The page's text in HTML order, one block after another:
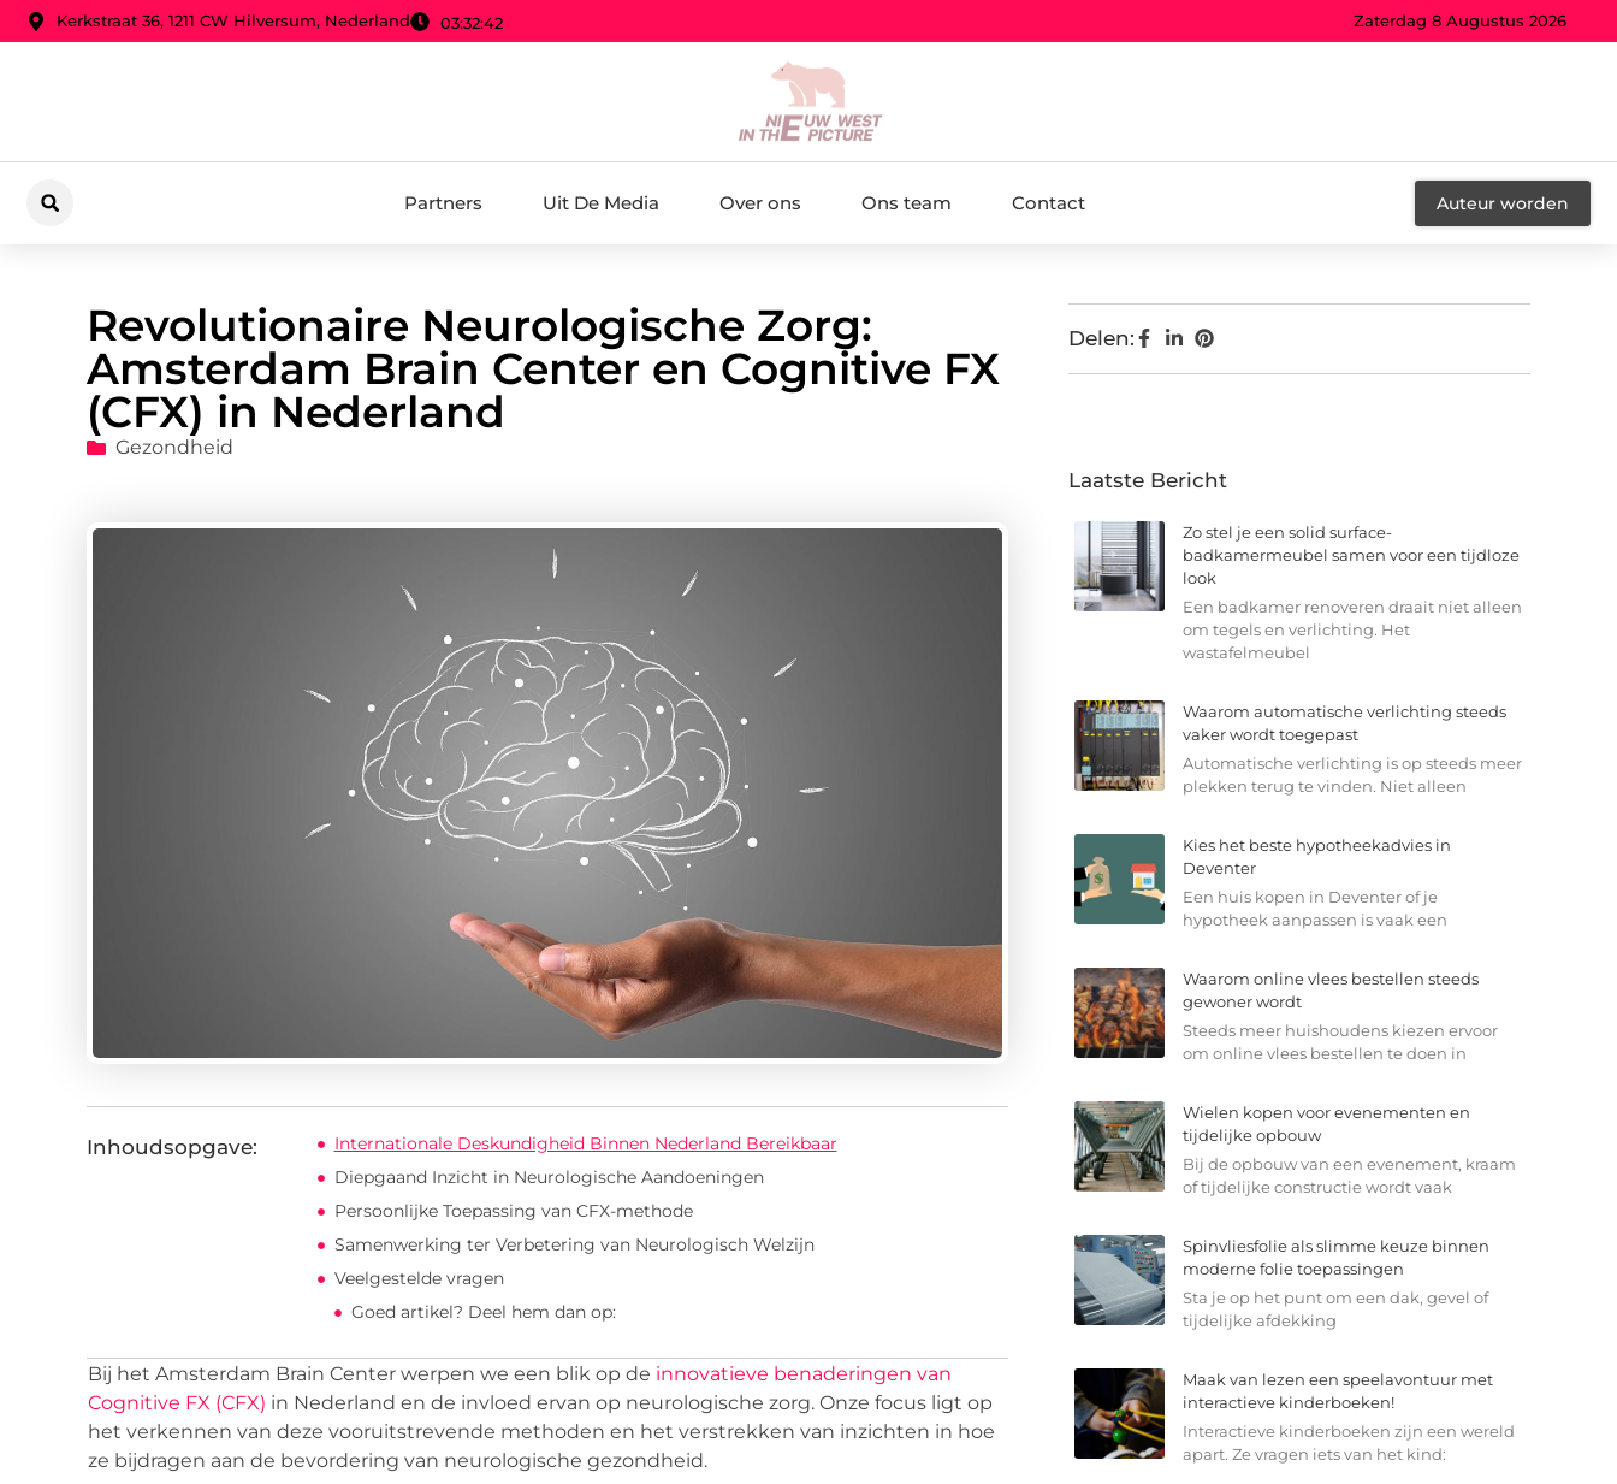
Kerkstraat 36, 1211 CW Hilversum, Nederland 03:32:43 Zaterdag 8 Augustus 2026
Partners Uit De Media Over ons Ons team Contact Auteur worden
Revolutionaire Neurologische Zorg:
Amsterdam Brain Center en Cognitive FX
(CFX) in Nederland
Gezondheid
Inhoudsopgave:
Internationale Deskundigheid Binnen Nederland Bereikbaar
Diepgaand Inzicht in Neurologische Aandoeningen
Persoonlijke Toepassing van CFX-methode
Samenwerking ter Verbetering van Neurologisch Welzijn
Veelgestelde vragen
Goed artikel? Deel hem dan op:
Bij het Amsterdam Brain Center werpen we een blik op de innovatieve benaderingen van
Cognitive FX (CFX) in Nederland en de invloed ervan op neurologische zorg. Onze focus ligt op
het verkennen van deze vooruitstrevende methoden en het verstrekken van inzichten in hoe
ze bijdragen aan de bevordering van neurologische gezondheid.
Delen:
Laatste Bericht
Zo stel je een solid surface-
badkamermeubel samen voor een tijdloze
look
Een badkamer renoveren draait niet alleen
om tegels en verlichting. Het
wastafelmeubel
Waarom automatische verlichting steeds
vaker wordt toegepast
Automatische verlichting is op steeds meer
plekken terug te vinden. Niet alleen
Kies het beste hypotheekadvies in
Deventer
Een huis kopen in Deventer of je
hypotheek aanpassen is vaak een
Waarom online vlees bestellen steeds
gewoner wordt
Steeds meer huishoudens kiezen ervoor
om online vlees bestellen te doen in
Wielen kopen voor evenementen en
tijdelijke opbouw
Bij de opbouw van een evenement, kraam
of tijdelijke constructie wordt vaak
Spinvliesfolie als slimme keuze binnen
moderne folie toepassingen
Sta je op het punt om een dak, gevel of
tijdelijke afdekking
Maak van lezen een speelavontuur met
interactieve kinderboeken!
Interactieve kinderboeken zijn een wereld
apart. Ze vragen iets van het kind: